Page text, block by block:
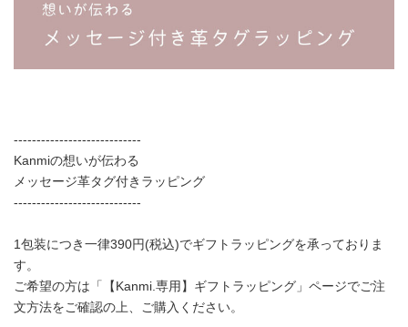
----------------------------
Kanmiの想いが伝わる
メッセージ革タグ付きラッピング
----------------------------
1包装につき一律390円(税込)でギフトラッピングを承っておりま
す。
ご希望の方は「【Kanmi.専用】ギフトラッピング」ページでご注
文方法をご確認の上、ご購入ください。